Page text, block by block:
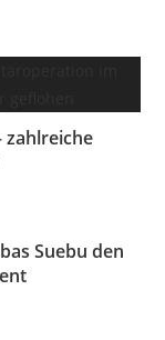
Suebu den